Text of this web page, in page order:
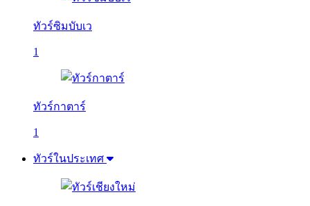
ทัวร์ซิมบับเว
1
ทัวร์กาตาร์
1
ทัวร์ในประเทศ